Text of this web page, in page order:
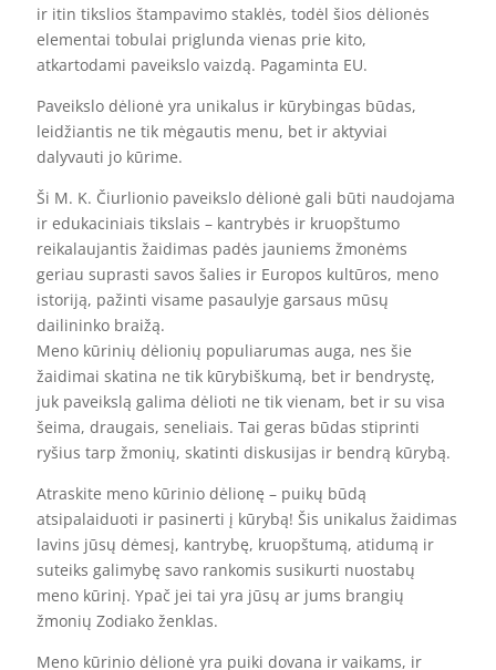
ciklo
„Zodiakas“
ir itin tikslios štampavimo staklės, todėl šios dėlionės
elementai tobulai priglunda vienas prie kito,
atkartodami paveikslo vaizdą. Pagaminta EU.
Paveikslo dėlionė yra unikalus ir kūrybingas būdas,
leidžiantis ne tik mėgautis menu, bet ir aktyviai
dalyvauti jo kūrime.
Ši M. K. Čiurlionio paveikslo dėlionė gali būti naudojama
ir edukaciniais tikslais – kantrybės ir kruopštumo
reikalaujantis žaidimas padės jauniems žmonėms
geriau suprasti savos šalies ir Europos kultūros, meno
istoriją, pažinti visame pasaulyje garsaus mūsų
dailininko braižą.
Meno kūrinių dėlionių populiarumas auga, nes šie
žaidimai skatina ne tik kūrybiškumą, bet ir bendrystę,
juk paveikslą galima dėlioti ne tik vienam, bet ir su visa
šeima, draugais, seneliais. Tai geras būdas stiprinti
ryšius tarp žmonių, skatinti diskusijas ir bendrą kūrybą.
Atraskite meno kūrinio dėlionę – puikų būdą
atsipalaiduoti ir pasinerti į kūrybą! Šis unikalus žaidimas
lavins jūsų dėmesį, kantrybę, kruopštumą, atidumą ir
suteiks galimybę savo rankomis susikurti nuostabų
meno kūrinį. Ypač jei tai yra jūsų ar jums brangių
žmonių Zodiako ženklas.
Meno kūrinio dėlionė yra puiki dovana ir vaikams, ir